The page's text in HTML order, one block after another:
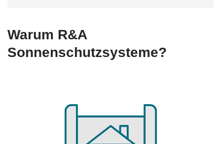
Warum R&A
Sonnenschutzsysteme?